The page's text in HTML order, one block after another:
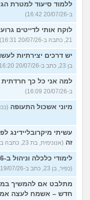
ללמוד סיעוד למטרת
ב-20/07/26 16:42)
לוקח אותי לדייטים
21, כתבה ב-20/07/26 16:31)
יש דרכים יצירתיות
בן 23, כתב ב-20/07/26 16:20)
למה אני כל כך חרדתית
ב-20/07/26 16:09)
מיוני אשכול התעופה (ככככ, בן
עשיתי מיקרובליידינג
זה (אנונימית, בת 23, כתבה ב-19/07/26 17:35)
לימודי כלכלה וניהול ב-2026 האם יהיה לי עתיד בזה?
(כפיר, בן 23, כתב ב-19/07/26 17:24)
מתלבט אם להמשיך
חדש – אשמח לעצה